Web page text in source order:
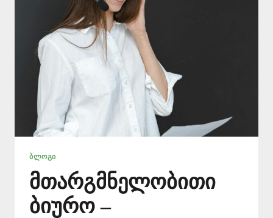
ᲑᲚᲝᲒᲘ
მთარგმნელობითი
ბიურო –